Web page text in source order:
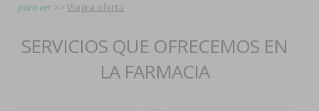
para ver>> Viagra oferta
SERVICIOS QUE OFRECEMOS EN
LA FARMACIA